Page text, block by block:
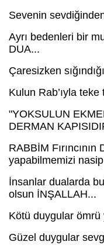
Sevenin
Ayrı bedenleri bir
DUA...
Çaresizken
Kulun Rab’ıyla
"YOKSULUN
DERMAN
RABBİM
yapabilmemizi
İnsanlar dualarda
olsun İNŞALLAH...
Kötü duygular ömrü
Güzel duygular